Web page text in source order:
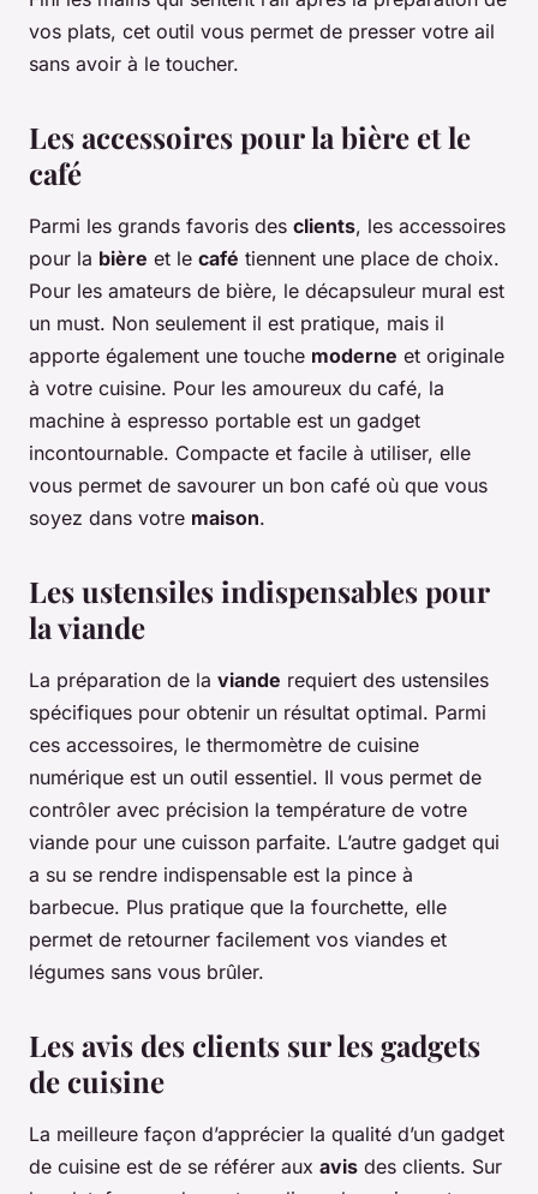
vos plats, cet outil vous permet de presser votre ail
sans avoir à le toucher.
Les accessoires pour la bière et le
café
Parmi les grands favoris des clients, les accessoires
pour la bière et le café tiennent une place de choix.
Pour les amateurs de bière, le décapsuleur mural est
un must. Non seulement il est pratique, mais il
apporte également une touche moderne et originale
à votre cuisine. Pour les amoureux du café, la
machine à espresso portable est un gadget
incontournable. Compacte et facile à utiliser, elle
vous permet de savourer un bon café où que vous
soyez dans votre maison.
Les ustensiles indispensables pour
la viande
La préparation de la viande requiert des ustensiles
spécifiques pour obtenir un résultat optimal. Parmi
ces accessoires, le thermomètre de cuisine
numérique est un outil essentiel. Il vous permet de
contrôler avec précision la température de votre
viande pour une cuisson parfaite. L’autre gadget qui
a su se rendre indispensable est la pince à
barbecue. Plus pratique que la fourchette, elle
permet de retourner facilement vos viandes et
légumes sans vous brûler.
Les avis des clients sur les gadgets
de cuisine
La meilleure façon d’apprécier la qualité d’un gadget
de cuisine est de se référer aux avis des clients. Sur